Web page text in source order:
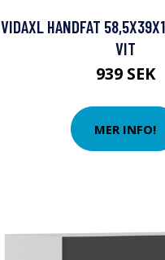
VIDAXL HANDFAT
VIT
939 SEK
MER INFO!